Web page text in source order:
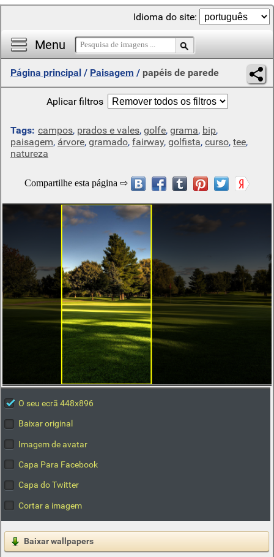
Menu
Idioma do site:
Página principal / Paisagem / papéis de parede
Aplicar filtros
Tags: campos, prados e vales, golfe, grama, bip,
paisagem, árvore, gramado, fairway, golfista, curso, tee,
natureza
O seu ecrã 448x896
Baixar original
Imagem de avatar
Capa Para Facebook
Capa do Twitter
Cortar a imagem
Baixar wallpapers